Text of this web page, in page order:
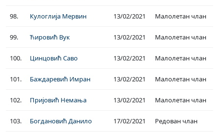
98. Кулоглија Мервин 13/02/2021 Малолетан члан
99. Ћировић Вук 13/02/2021 Малолетан члан
100. Цинцовић Саво 13/02/2021 Малолетан члан
101. Баждаревић Имран 13/02/2021 Малолетан члан
102. Пријовић Немања 13/02/2021 Малолетан члан
103. Богдановић Данило 17/02/2021 Редован члан